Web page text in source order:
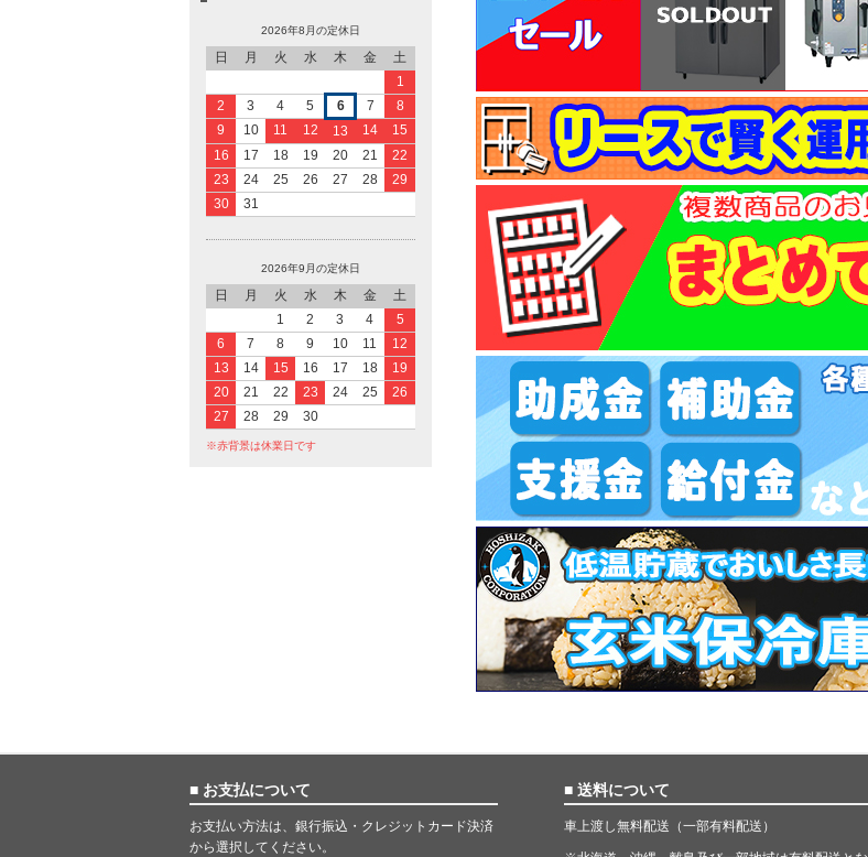
2026年8月の定休日
日 月 火 水 木 金
土
1
2
3 4 5 6 7
8
9
10 11 12 13 14
15
16
17 18 19 20 21
22
23
24 25 26 27 28
29
30
31
2026年9月の定休日
日 月 火 水 木 金
土
1
2 3 4
5
6
7 8 9 10 11
12
13
14 15 16 17 18
19
20
21 22 23 24 25
26
27
28 29 30
※赤背景は休業日です
■ お支払について
お支払い方法は、銀行振込・クレジットカード決済
から選択してください。
■ 送料について
車上渡し無料配送（一部有料配送）